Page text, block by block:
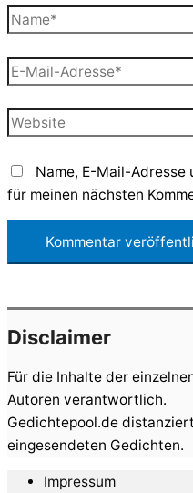
Name*
E-
Mail-
Adresse*
Website
Name, E-Mail-Adresse
für meinen nächsten
Disclaimer
Für die Inhalte der
Autoren verantwortlich.
Gedichtepool.de
eingesendeten Gedichten.
Impressum